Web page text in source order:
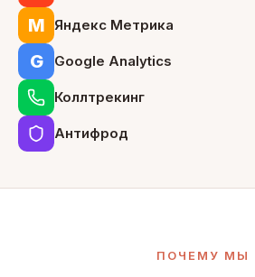
М Яндекс Метрика
G Google Analytics
Коллтрекинг
Антифрод
ПОЧЕМУ МЫ